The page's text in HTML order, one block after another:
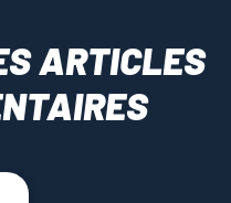
ARTICLES